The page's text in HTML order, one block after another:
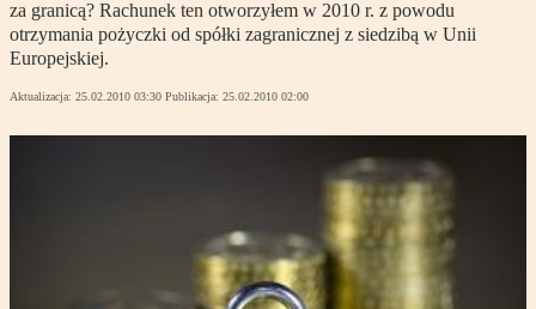
za granicą? Rachunek ten otworzyłem w 2010 r. z powodu
otrzymania pożyczki od spółki zagranicznej z siedzibą w Unii
Europejskiej.
Aktualizacja: 25.02.2010 03:30 Publikacja: 25.02.2010 02:00